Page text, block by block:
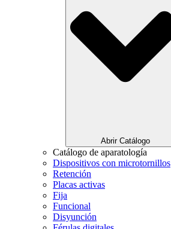
Abrir Catálogo
Catálogo de aparatología
Dispositivos con microtornillos
Retención
Placas activas
Fija
Funcional
Disyunción